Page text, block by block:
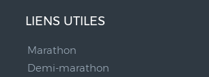
LIENS UTILES
Marathon
Demi-marathon